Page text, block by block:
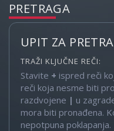
PRETRAGA
UPIT ZA
TRAŽI KLJUČNE REČI:
Stavite + ispred reči
reči koja nesme biti
razdvojene | u
mora biti pronađena.
nepotpuna poklapanja.